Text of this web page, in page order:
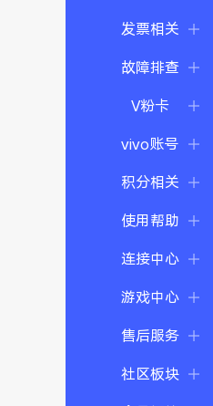
发票相关
故障排查
V粉卡
vivo账号
积分相关
使用帮助
连接中心
游戏中心
售后服务
社区板块